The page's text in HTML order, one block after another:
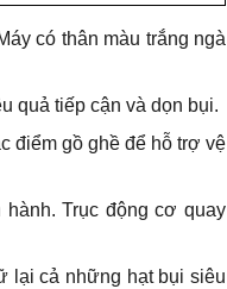
có thân màu trắng ngà
quả tiếp cận và dọn bụi.
điểm gồ ghề để hỗ trợ vệ
Trục động cơ quay
lại cả những hạt bụi siêu